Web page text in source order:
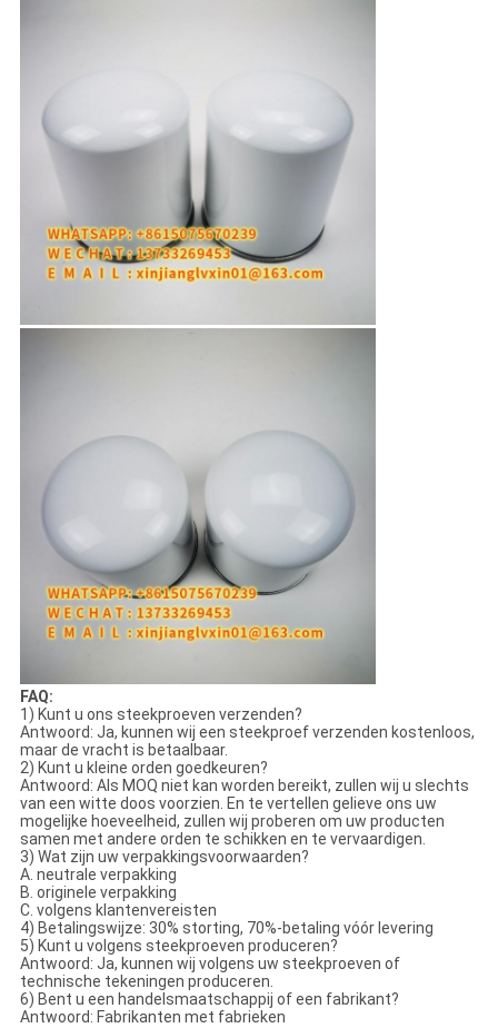
FAQ:
1) Kunt u ons steekproeven verzenden?
Antwoord: Ja, kunnen wij een steekproef verzenden kostenloos,
maar de vracht is betaalbaar.
2) Kunt u kleine orden goedkeuren?
Antwoord: Als MOQ niet kan worden bereikt, zullen wij u slechts
van een witte doos voorzien. En te vertellen gelieve ons uw
mogelijke hoeveelheid, zullen wij proberen om uw producten
samen met andere orden te schikken en te vervaardigen.
3) Wat zijn uw verpakkingsvoorwaarden?
A. neutrale verpakking
B. originele verpakking
C. volgens klantenvereisten
4) Betalingswijze: 30% storting, 70%-betaling vóór levering
5) Kunt u volgens steekproeven produceren?
Antwoord: Ja, kunnen wij volgens uw steekproeven of
technische tekeningen produceren.
6) Bent u een handelsmaatschappij of een fabrikant?
Antwoord: Fabrikanten met fabrieken